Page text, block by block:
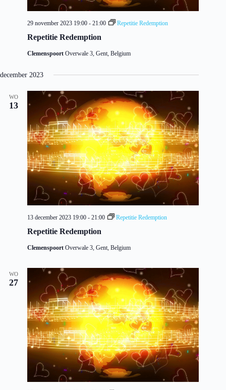
Repetitie Redemption
29 november 2023 19:00 - 21:00 Repetitie Redemption
Clemenspoort Overwale 3, Gent, Belgium
december 2023
WO
13
Repetitie Redemption
13 december 2023 19:00 - 21:00 Repetitie Redemption
Clemenspoort Overwale 3, Gent, Belgium
WO
27